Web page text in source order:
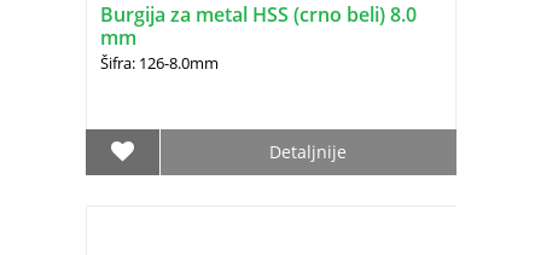
Burgija za metal HSS (crno beli) 8.0
mm
Šifra: 126-8.0mm
Detaljnije